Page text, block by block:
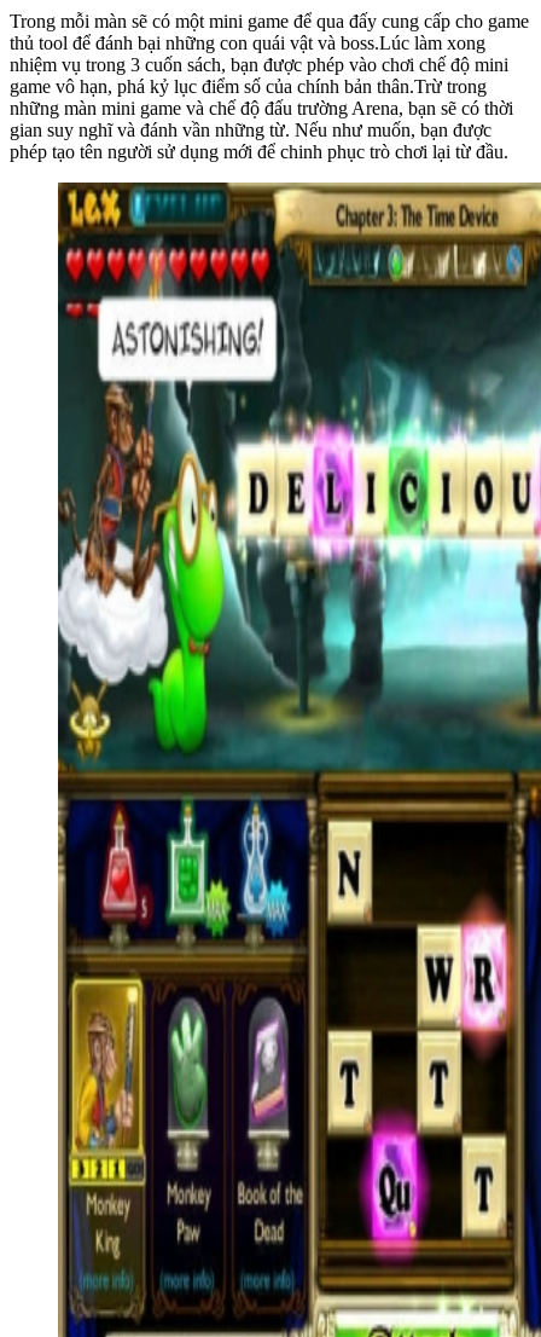
Trong mỗi màn sẽ có một mini game để qua đấy cung cấp cho game
thủ tool để đánh bại những con quái vật và boss.Lúc làm xong
nhiệm vụ trong 3 cuốn sách, bạn được phép vào chơi chế độ mini
game vô hạn, phá kỷ lục điểm số của chính bản thân.Trừ trong
những màn mini game và chế độ đấu trường Arena, bạn sẽ có thời
gian suy nghĩ và đánh vần những từ. Nếu như muốn, bạn được
phép tạo tên người sử dụng mới để chinh phục trò chơi lại từ đầu.